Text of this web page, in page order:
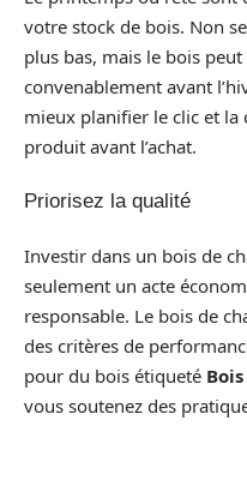
votre stock de bois. Non
plus bas, mais le bois
convenablement avant
mieux planifier le clic et
produit avant l’achat.
Priorisez la qualité
Investir dans un bois de
seulement un acte
responsable. Le bois de
des critères de
pour du bois étiqueté
vous soutenez des